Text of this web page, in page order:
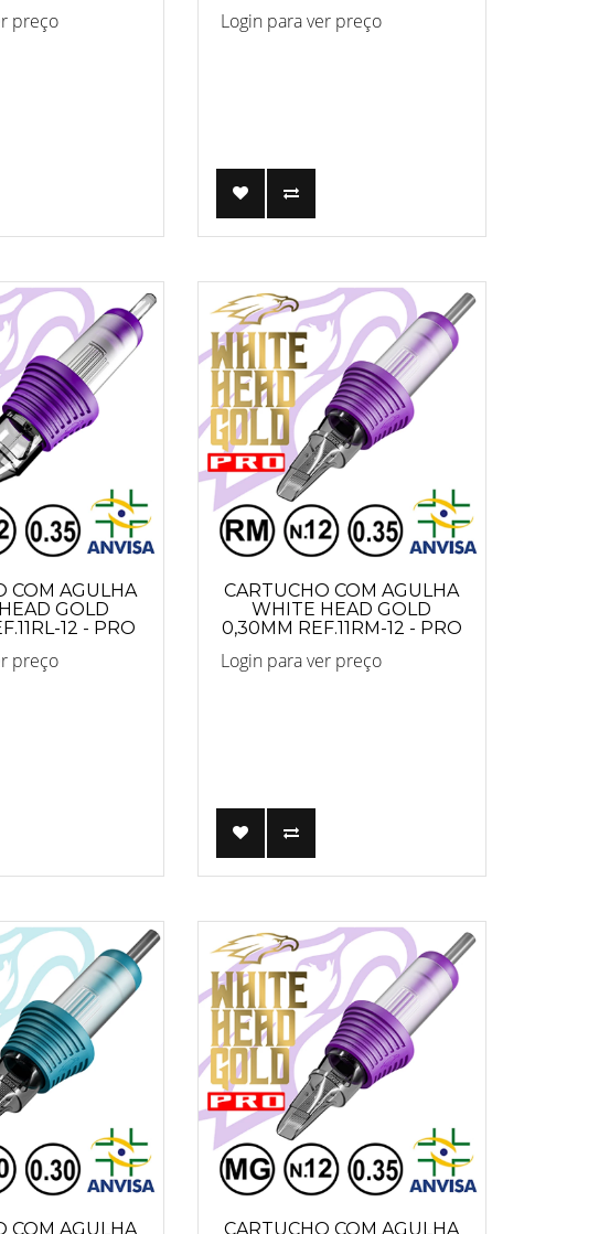
preço Login para ver preço
COM AGULHA
GOLD
12 - PRO
preço
CARTUCHO COM AGULHA
WHITE HEAD GOLD
0,30MM REF.11RM-12 - PRO
Login para ver preço
COM AGULHA CARTUCHO COM AGULHA